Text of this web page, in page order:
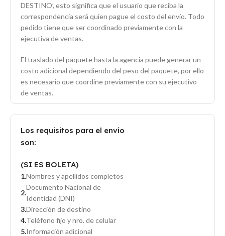
DESTINO’, esto significa que el usuario que reciba la
correspondencia será quien pague el costo del envío. Todo
pedido tiene que ser coordinado previamente con la
ejecutiva de ventas.
El traslado del paquete hasta la agencia puede generar un
costo adicional dependiendo del peso del paquete, por ello
es necesario que coordine previamente con su ejecutivo
de ventas.
Los requisitos para el envío
son:
(SI ES BOLETA)
Nombres y apellidos completos
Documento Nacional de
Identidad (DNI)
Dirección de destino
Teléfono fijo y nro. de celular
Información adicional